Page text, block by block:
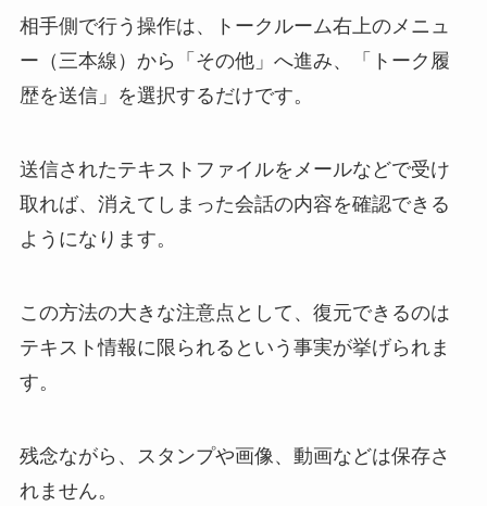
相手側で行う操作は、トークルーム右上のメニュ
ー（三本線）から「その他」へ進み、「トーク履
歴を送信」を選択するだけです。
送信されたテキストファイルをメールなどで受け
取れば、消えてしまった会話の内容を確認できる
ようになります。
この方法の大きな注意点として、復元できるのは
テキスト情報に限られるという事実が挙げられま
す。
残念ながら、スタンプや画像、動画などは保存さ
れません。